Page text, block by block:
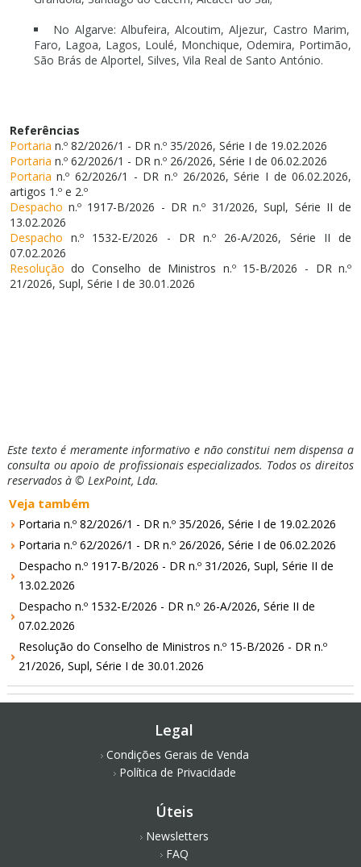
No Algarve: Albufeira, Alcoutim, Aljezur, Castro Marim,
Faro, Lagoa, Lagos, Loulé, Monchique, Odemira, Portimão,
São Brás de Alportel, Silves, Vila Real de Santo António.
Referências
Portaria n.º 82/2026/1 - DR n.º 35/2026, Série I de 19.02.2026
Portaria n.º 62/2026/1 - DR n.º 26/2026, Série I de 06.02.2026
Portarian.º 62/2026/1 - DR n.º 26/2026, Série I de 06.02.2026,
artigos 1.º e 2.º
Despacho n.º 1917-B/2026 - DR n.º 31/2026, Supl, Série II de
13.02.2026
Despacho n.º 1532-E/2026 - DR n.º 26-A/2026, Série II de
07.02.2026
Resoluçãodo Conselho de Ministros n.º 15-B/2026 - DR n.º
21/2026, Supl, Série I de 30.01.2026
Este texto é meramente informativo e não constitui nem dispensa a
consulta ou apoio de profissionais especializados. Todos os direitos
reservados à © LexPoint, Lda.
Veja também
Portaria n.º 82/2026/1 - DR n.º 35/2026, Série I de 19.02.2026
Portaria n.º 62/2026/1 - DR n.º 26/2026, Série I de 06.02.2026
Despacho n.º 1917-B/2026 - DR n.º 31/2026, Supl, Série II de
13.02.2026
Despacho n.º 1532-E/2026 - DR n.º 26-A/2026, Série II de
07.02.2026
Resolução do Conselho de Ministros n.º 15-B/2026 - DR n.º
21/2026, Supl, Série I de 30.01.2026
Legal
Condições Gerais de Venda
Política de Privacidade
Úteis
Newsletters
FAQ